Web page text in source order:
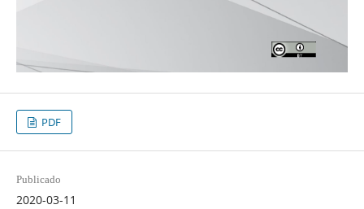
PDF
Publicado
2020-03-11